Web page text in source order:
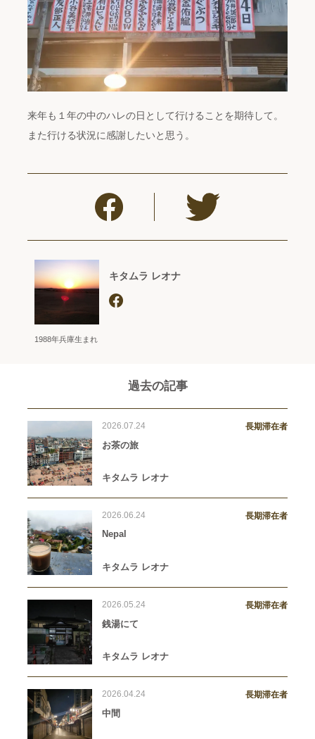
来年も１年の中のハレの日として行けることを期待して。
また行ける状況に感謝したいと思う。
キタムラ レオナ
1988年兵庫生まれ
過去の記事
2026.07.24 長期滞在者
お茶の旅
キタムラ レオナ
2026.06.24 長期滞在者
Nepal
キタムラ レオナ
2026.05.24 長期滞在者
銭湯にて
キタムラ レオナ
2026.04.24 長期滞在者
中間